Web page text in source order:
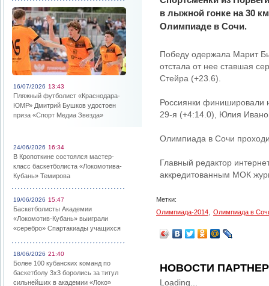
16/07/2026 13:43
Пляжный футболист «Краснодара-
ЮМР» Дмитрий Бушков удостоен
приза «Спорт Медиа Звезда»
24/06/2026 16:34
В Кропоткине состоялся мастер-
класс баскетболиста «Локомотива-
Кубань» Темирова
19/06/2026 15:47
Баскетболисты Академии
«Локомотив-Кубань» выиграли
«серебро» Спартакиады учащихся
18/06/2026 21:40
Более 100 кубанских команд по
баскетболу 3х3 боролись за титул
сильнейших в академии «Локо»
в лыжной гонке на 30
Олимпиаде в Сочи.
Победу одержала Марит
отстала от нее ставшая
Стейра (+23.6).
Россиянки финишировали
29-я (+4:14.0), Юлия
Олимпиада в Сочи
Главный редактор
аккредитованным МОК
Метки:
Олимпиада-2014
Олимпиада в
НОВОСТИ
Loading...